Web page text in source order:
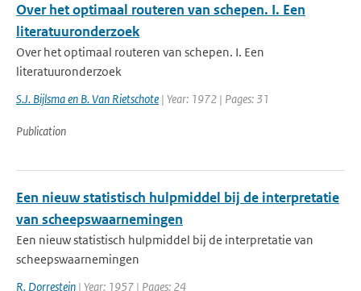
Over het optimaal routeren van schepen. I. Een
literatuuronderzoek
Over het optimaal routeren van schepen. I. Een
literatuuronderzoek
S.J. Bijlsma en B. Van Rietschote | Year: 1972 | Pages: 31
Publication
Een nieuw statistisch hulpmiddel bij de interpretatie
van scheepswaarnemingen
Een nieuw statistisch hulpmiddel bij de interpretatie van
scheepswaarnemingen
R. Dorrestein | Year: 1957 | Pages: 24